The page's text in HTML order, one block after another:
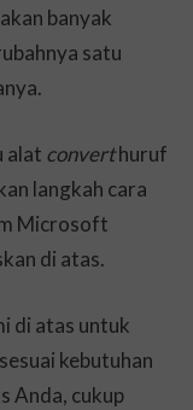
banyak
satu
alat converthuruf
langkah cara
Microsoft
di atas.
di atas untuk
kebutuhan
Anda, cukup